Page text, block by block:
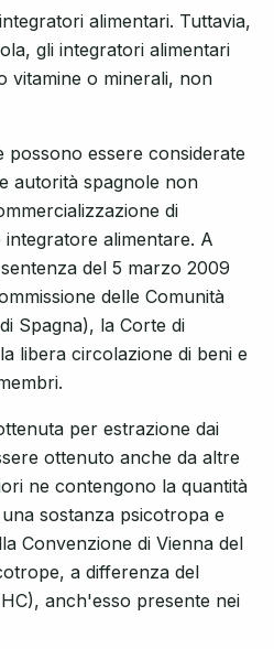
alimentari. Tuttavia,
gli integratori alimentari
vitamine o minerali, non
possono essere considerate
autorità spagnole non
di
alimentare. A
del 5 marzo 2009
delle Comunità
Spagna), la Corte di
libera circolazione di beni e
per estrazione dai
ottenuto anche da altre
ne contengono la quantità
sostanza psicotropa e
Convenzione di Vienna del
a differenza del
anch'esso presente nei